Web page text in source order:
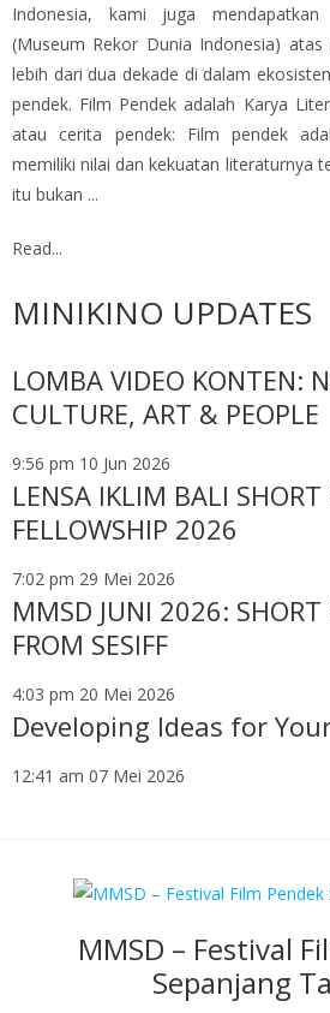
Indonesia, kami juga
(Museum Rekor Dunia Indonesia)
lebih dari dua dekade di dalam
pendek. Film Pendek adalah Karya
atau cerita pendek: Film pendek
memiliki nilai dan kekuatan literaturnya
itu bukan ...
Read...
MINIKINO UPDATES
LOMBA VIDEO KONTEN:
CULTURE, ART & PEOPLE
9:56 pm 10 Jun 2026
LENSA IKLIM BALI SHORT
FELLOWSHIP 2026
7:02 pm 29 Mei 2026
MMSD JUNI 2026: SHORT
FROM SESIFF
4:03 pm 20 Mei 2026
Developing Ideas for
12:41 am 07 Mei 2026
MMSD – Festival
Sepanjang